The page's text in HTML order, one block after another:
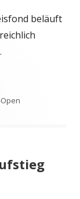
beläuft
offen!"